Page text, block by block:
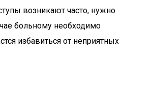
возникают часто, нужно
больному необходимо
избавиться от неприятных